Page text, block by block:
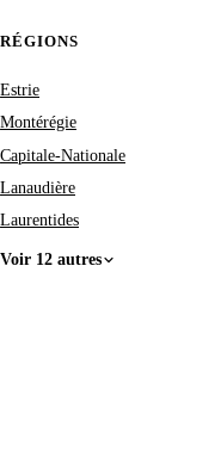
RÉGIONS
Estrie
Montérégie
Capitale-Nationale
Lanaudière
Laurentides
Voir 12 autres